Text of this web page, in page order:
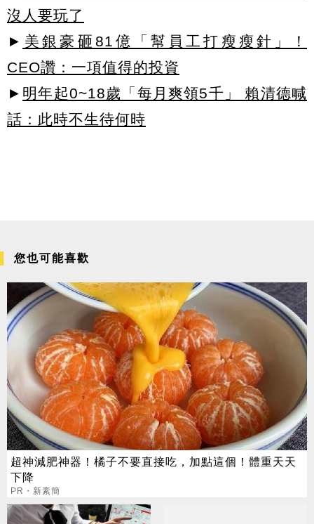
沒人要玩了
► 美銀豪砸81億「幫員工打瘦瘦針」！
CEO讚：一項值得的投資
► 明年起0~18歲「每月爽領5千」 賴清德喊
話：此時不生待何時
您也可能喜歡
超神減肥神器！橘子不要直接吃，加點這個！體重天天
下降
PR・新素簡